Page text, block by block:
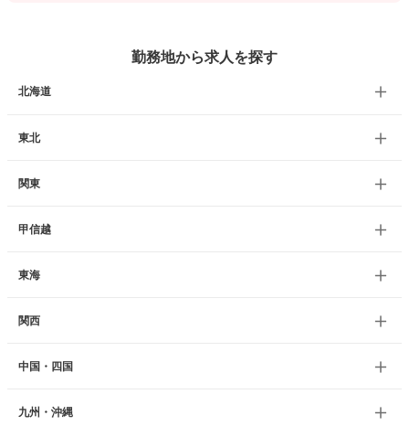
勤務地から求人を探す
北海道
東北
関東
甲信越
東海
関西
中国・四国
九州・沖縄